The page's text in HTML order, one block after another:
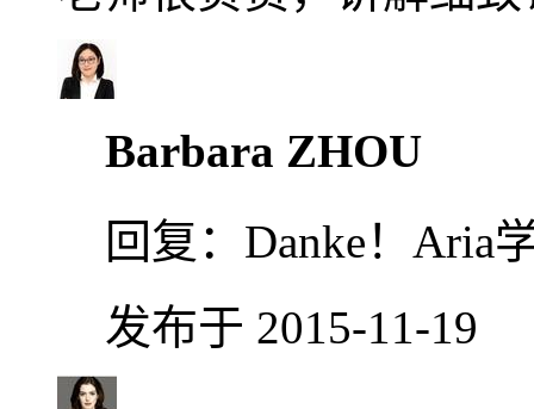
Barbara ZHOU
回复： Danke！Aria
发布于 2015-11-19